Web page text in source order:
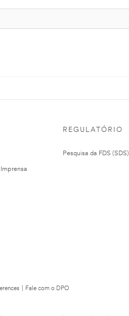
REGULATÓRIO
Pesquisa da FDS (SDS)
Fale com o DPO